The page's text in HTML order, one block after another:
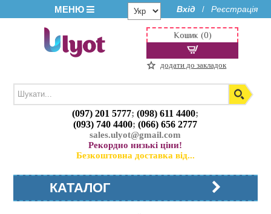
МЕНЮ Вхід / Реєстрація
(097) 201 5777;(098) 611 4400;
(093) 740 4400;(066) 656 2777
sales.ulyot@gmail.com
Рекордно низькі ціни!
Безкоштовна доставка від...
Кошик (0)
додати до закладок
КАТАЛОГ